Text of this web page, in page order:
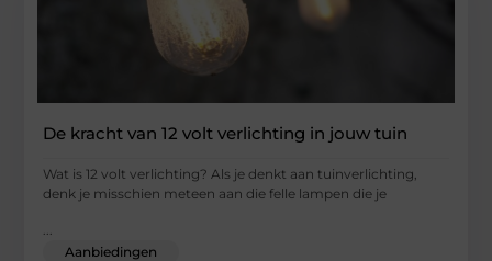
De kracht van 12 volt verlichting in jouw tuin
Wat is 12 volt verlichting? Als je denkt aan tuinverlichting,
denk je misschien meteen aan die felle lampen die je
Aanbiedingen